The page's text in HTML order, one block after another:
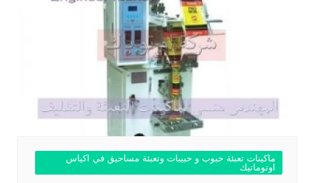
ماكينات تعبئة حبوب و حبيبات وتعبئة مساحيق في اكياس
اوتوماتيك